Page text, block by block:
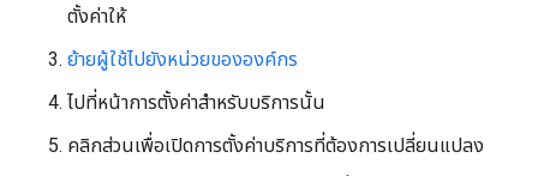
ตั้งค่าให้
ย้ายผู้ใช้ไปยังหน่วยขององค์กร
ไปที่หน้าการตั้งค่าสำหรับบริการนั้น
คลิกส่วนเพื่อเปิดการตั้งค่าบริการที่ต้องการเปลี่ยนแปลง